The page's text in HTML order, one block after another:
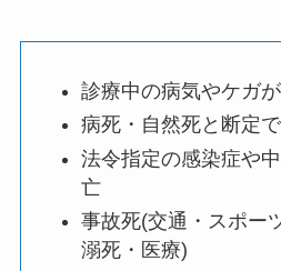
診療中の病気やケガ
病死・自然死と断定
法令指定の感染症や
亡
事故死(交通・スポー
溺死・医療)